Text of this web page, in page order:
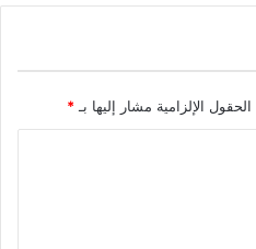
الحقول الإلزامية مشار إليها بـ *